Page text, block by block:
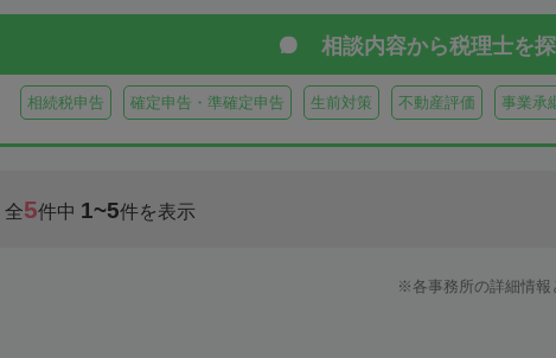
相談内容から税理士を
相続税申告 確定申告・準確定申告 生前対策 不動産評価 事業承
全5件中 1~5件を表示
各事務所の詳細情